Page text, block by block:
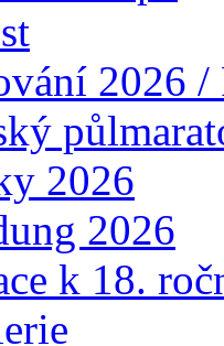
2026 /
2026
2026
k 18.